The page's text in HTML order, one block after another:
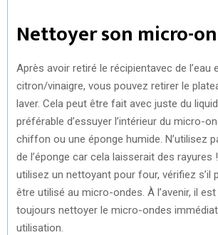
Nettoyer son micro-
Après avoir retiré le récipientavec de l’eau
citron/vinaigre, vous pouvez retirer le
laver. Cela peut être fait avec juste du
préférable d’essuyer l’intérieur du micro-
chiffon ou une éponge humide. N’utilisez
de l’éponge car cela laisserait des rayures
utilisez un nettoyant pour four, vérifiez s’il
être utilisé au micro-ondes. À l’avenir, il
toujours nettoyer le micro-ondes
utilisation.